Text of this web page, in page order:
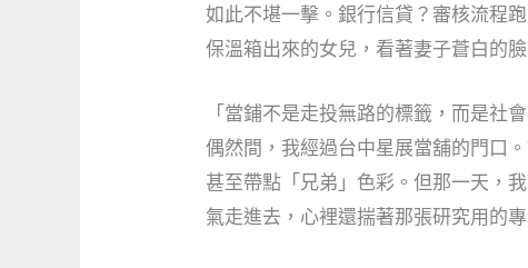
如此不堪一擊。銀行信貸？審核流程
保溫箱出來的女兒，看著妻子蒼白的
「當鋪不是走投無路的標籤，而是社
偶然間，我經過台中星展當舖的門口
甚至帶點「兄弟」色彩。但那一天，
氣走進去，心裡還揣著那張研究用的